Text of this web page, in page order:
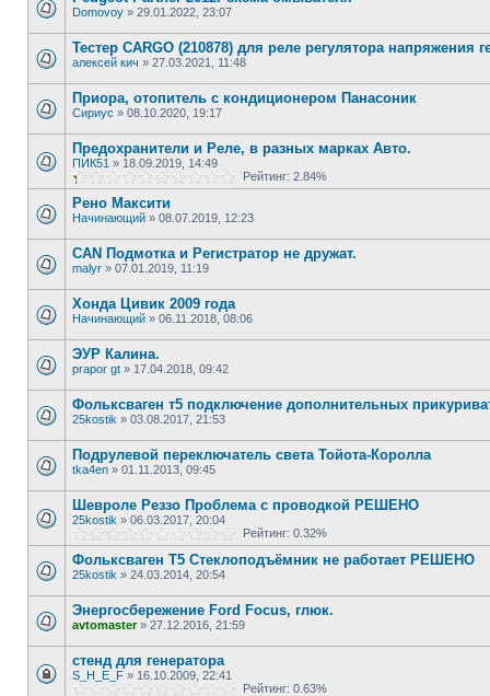
Domovoy » 29.01.2022, 23:07
Тестер CARGO (210878) для реле регулятора напряжения
алексей кич » 27.03.2021, 11:48
Приора, отопитель с кондиционером Панасоник
Сириус » 08.10.2020, 19:17
Предохранители и Реле, в разных марках Авто.
ПИК51 » 18.09.2019, 14:49
Рейтинг: 2.84%
Рено Максити
Начинающий » 08.07.2019, 12:23
CAN Подмотка и Регистратор не дружат.
malyr » 07.01.2019, 11:19
Хонда Цивик 2009 года
Начинающий » 06.11.2018, 08:06
ЭУР Калина.
prapor gt » 17.04.2018, 09:42
Фольксваген т5 подключение дополнительных
25kostik » 03.08.2017, 21:53
Подрулевой переключатель света Тойота-Королла
tka4en » 01.11.2013, 09:45
Шевроле Реззо Проблема с проводкой РЕШЕНО
25kostik » 06.03.2017, 20:04
Рейтинг: 0.32%
Фольксваген Т5 Стеклоподъёмник не работает РЕШЕНО
25kostik » 24.03.2014, 20:54
Энергосбережение Ford Focus, глюк.
avtomaster» 27.12.2016, 21:59
стенд для генератора
S_H_E_F » 16.10.2009, 22:41
Рейтинг: 0.63%